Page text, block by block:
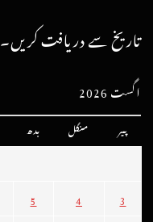
تاریخ سے دریافت کریں۔
اگست 2026
پیر منگل بدھ
3
4
5